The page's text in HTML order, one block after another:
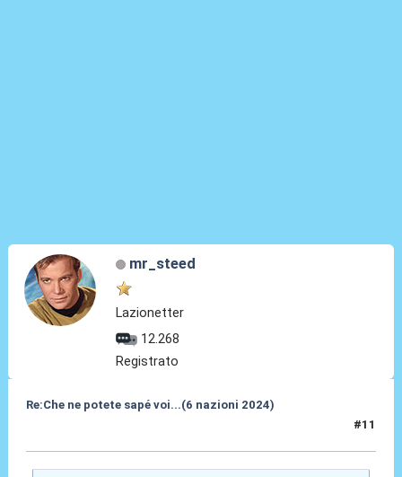
mr_steed
Lazionetter
12.268
Registrato
Re:Che ne potete sapé voi...(6 nazioni 2024)
#11